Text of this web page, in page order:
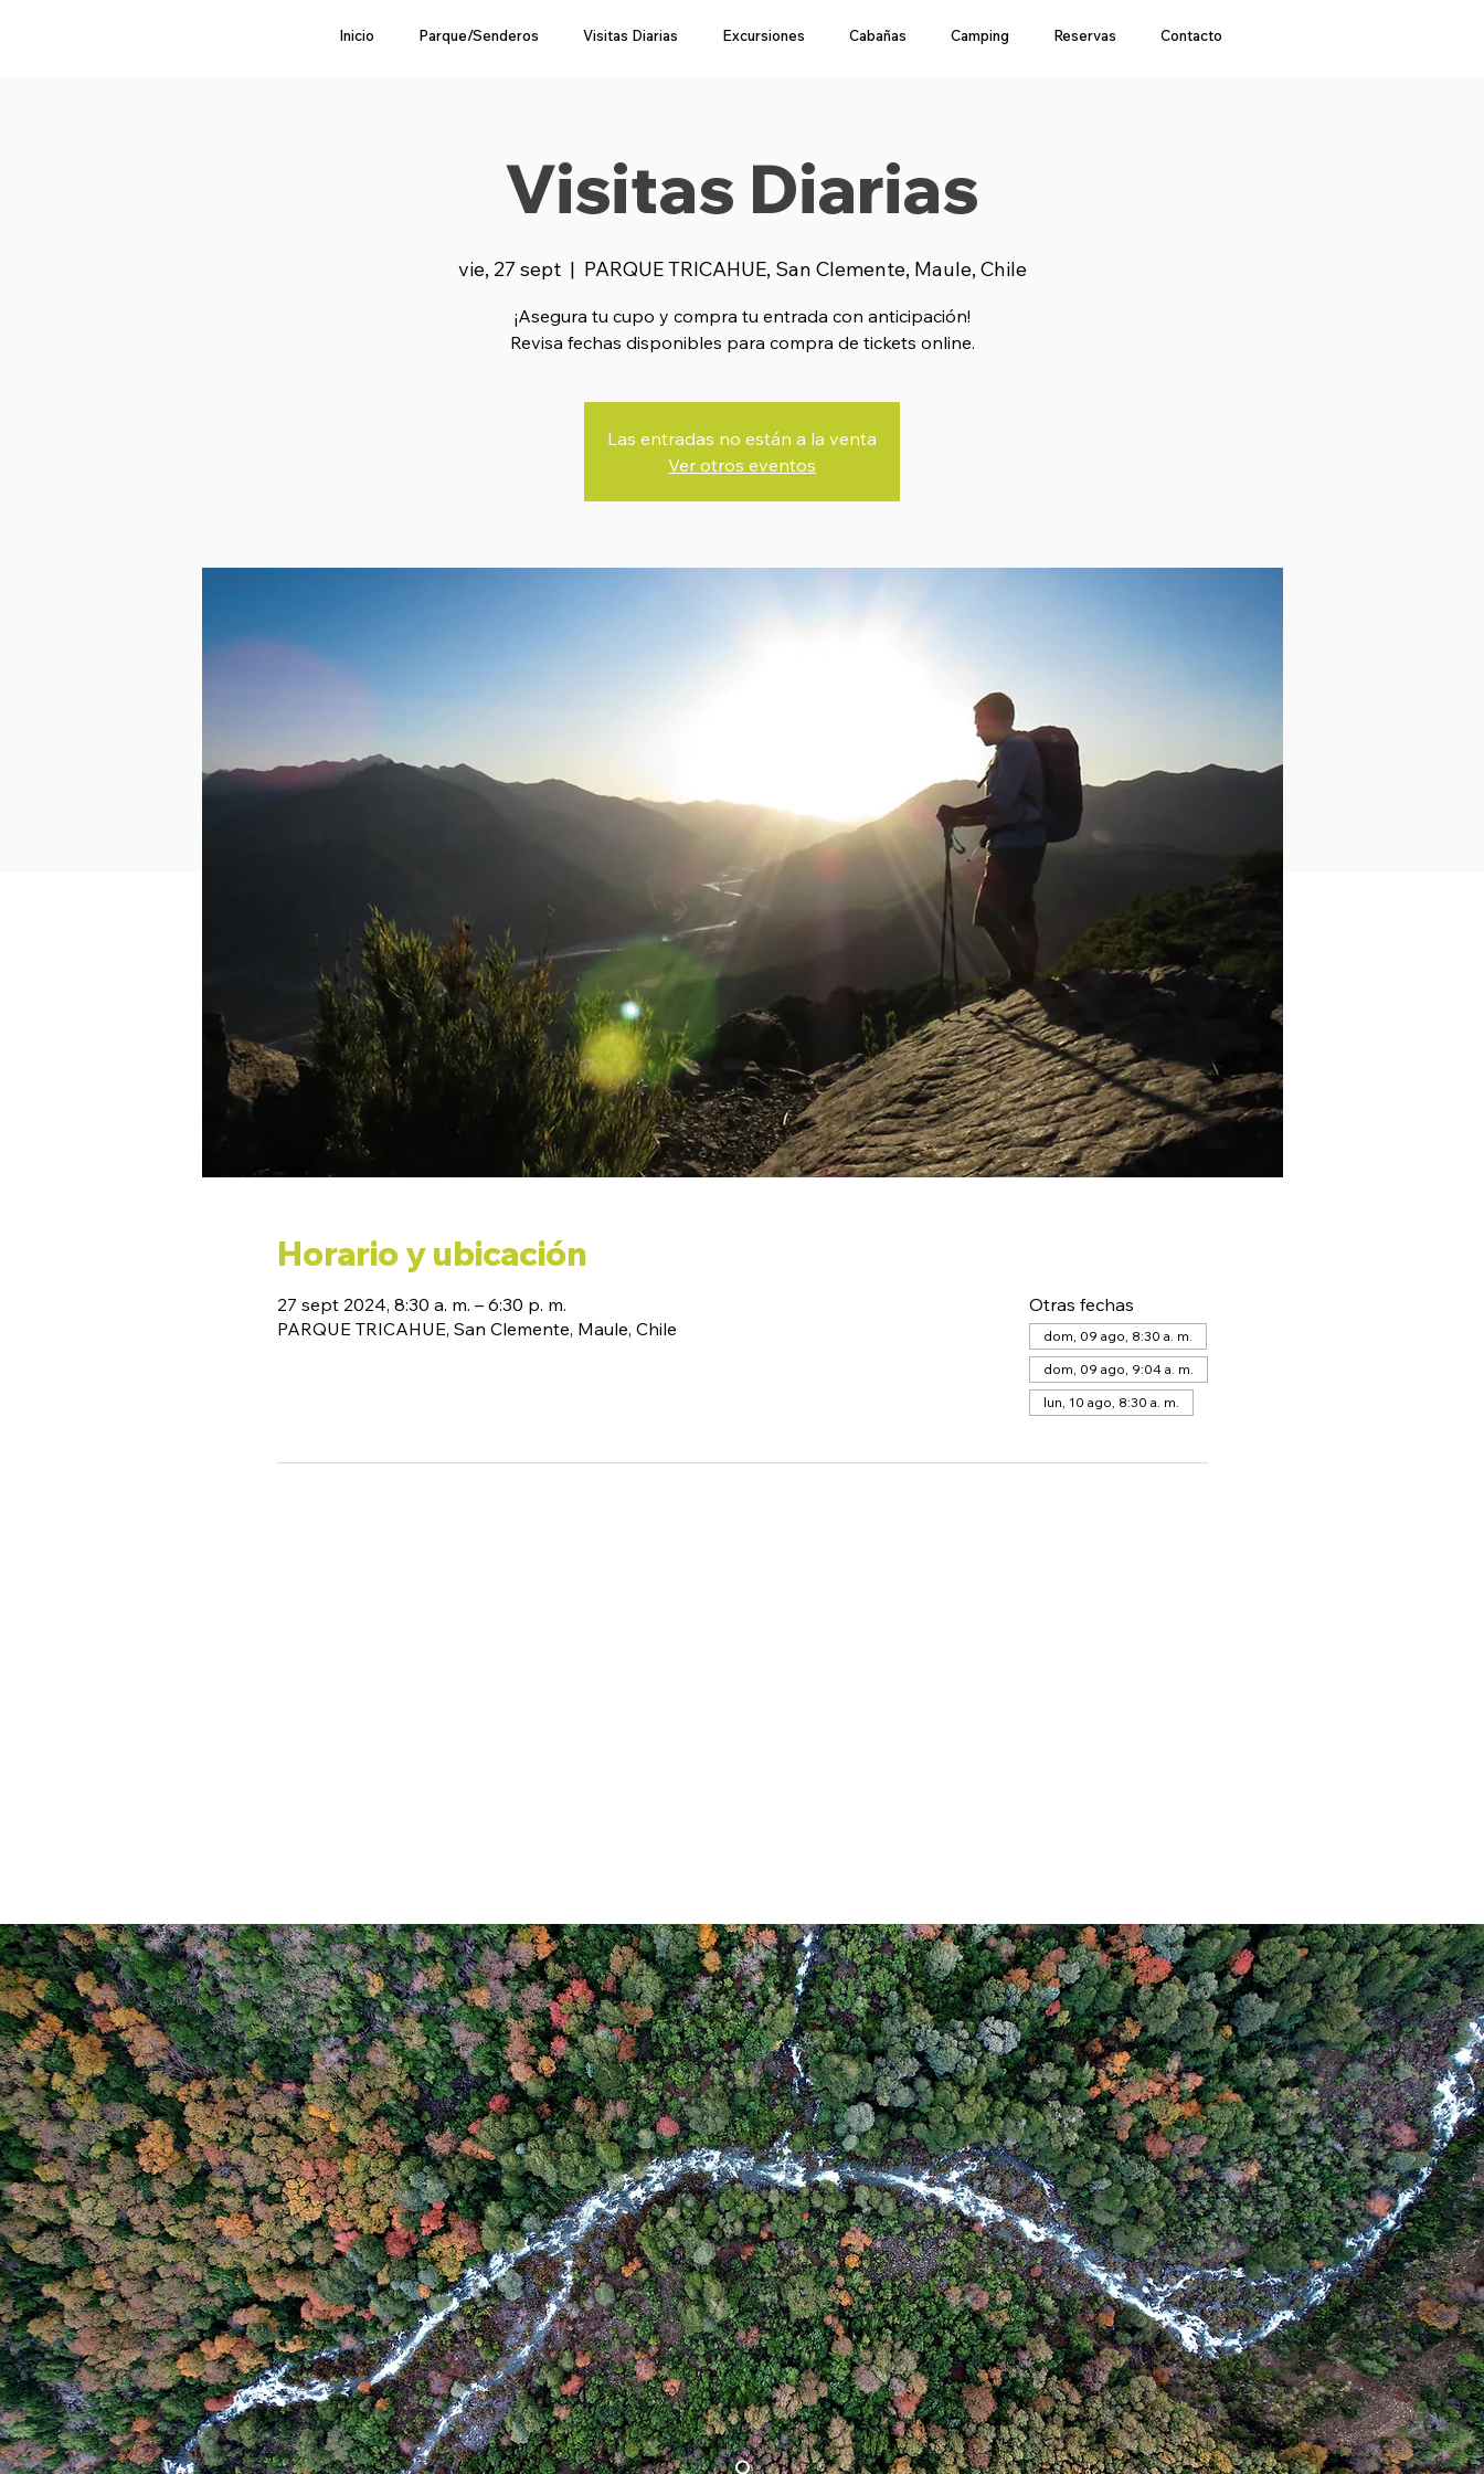
Inicio Parque/Senderos Visitas Diarias Excursiones Cabañas Camping Reservas Contacto
Visitas Diarias
vie, 27 sept
  |
PARQUE TRICAHUE, San Clemente, Maule, Chile
¡Asegura tu cupo y compra tu entrada con anticipación!
Revisa fechas disponibles para compra de tickets online.
Las entradas no están a la venta
Ver otros eventos
Horario y ubicación
27 sept 2024, 8:30 a. m. – 6:30 p. m.
PARQUE TRICAHUE, San Clemente, Maule, Chile
Otras fechas
dom, 09 ago, 8:30 a. m.
dom, 09 ago, 9:04 a. m.
lun, 10 ago, 8:30 a. m.